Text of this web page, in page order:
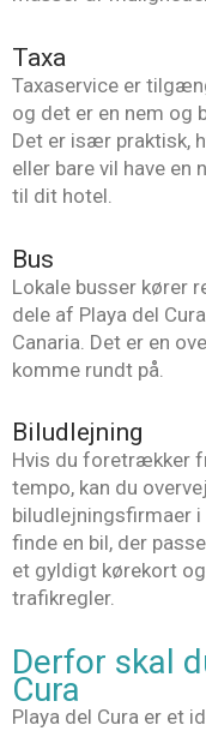
Taxa
Taxaservice er
og det er en nem og
Det er især praktisk,
eller bare vil have en
til dit hotel.
Bus
Lokale busser kører
dele af Playa del
Canaria. Det er en
komme rundt på.
Biludlejning
Hvis du foretrækker
tempo, kan du
biludlejningsfirmaer i
finde en bil, der
et gyldigt kørekort
trafikregler.
Derfor skal
Cura
Playa del Cura er et